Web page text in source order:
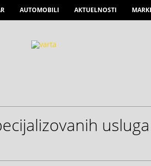
AUTOMOBILI AKTUELNOSTI
usluga